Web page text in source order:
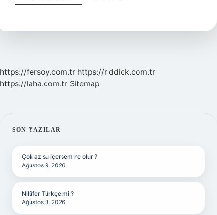
Anlatım
Yer
https://fersoy.com.tr https://riddick.com.tr
https://laha.com.tr Sitemap
SIDEBAR
SON YAZILAR
Çok az su içersem ne olur ?
Ağustos 9, 2026
Nilüfer Türkçe mi ?
Ağustos 8, 2026